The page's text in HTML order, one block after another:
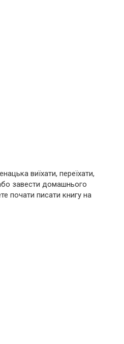
виїхати, переїхати,
завести домашнього
почати писати книгу на